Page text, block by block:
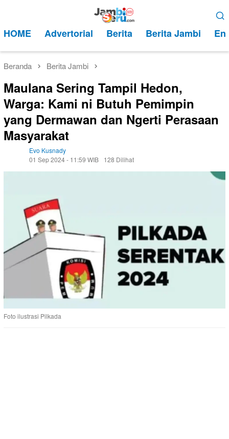
kontenMobile
HOME Advertorial Berita Berita Jambi
Beranda Berita Jambi
Maulana Sering Tampil Hedon,
Warga: Kami ni Butuh Pemimpin
yang Dermawan dan Ngerti Perasaan
Masyarakat
Evo Kusnady
01 Sep 2024 - 11:59 WIB
128 Dilihat
Foto ilustrasi Pilkada